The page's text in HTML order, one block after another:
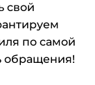
свой
по самой
обращения!